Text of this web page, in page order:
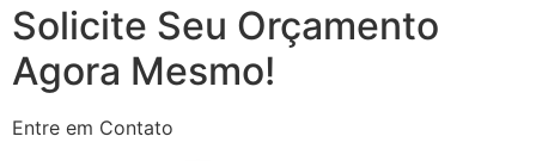
Solicite Seu Orçamento
Agora Mesmo!
Entre em Contato